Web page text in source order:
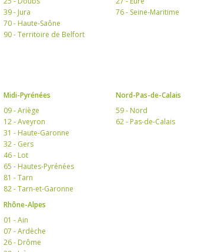
39 - Jura
70 - Haute-Saône
90 - Territoire de Belfort
76 - Seine-Maritime
Midi-Pyrénées
09 - Ariège
12 - Aveyron
31 - Haute-Garonne
32 - Gers
46 - Lot
65 - Hautes-Pyrénées
81 - Tarn
82 - Tarn-et-Garonne
Nord-Pas-de-Calais
59 - Nord
62 - Pas-de-Calais
Rhône-Alpes
01 - Ain
07 - Ardèche
26 - Drôme